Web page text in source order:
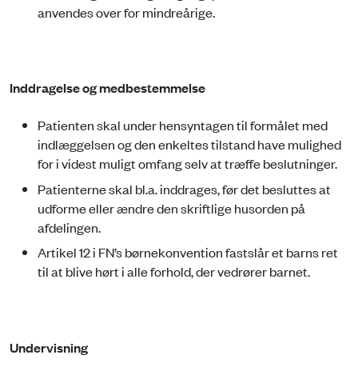
anvendes over for mindreårige.
Inddragelse og medbestemmelse
Patienten skal under hensyntagen til formålet med
indlæggelsen og den enkeltes tilstand have mulighed
for i videst muligt omfang selv at træffe beslutninger.
Patienterne skal bl.a. inddrages, før det besluttes at
udforme eller ændre den skriftlige husorden på
afdelingen.
Artikel 12 i FN’s børnekonvention fastslår et barns ret
til at blive hørt i alle forhold, der vedrører barnet.
Undervisning